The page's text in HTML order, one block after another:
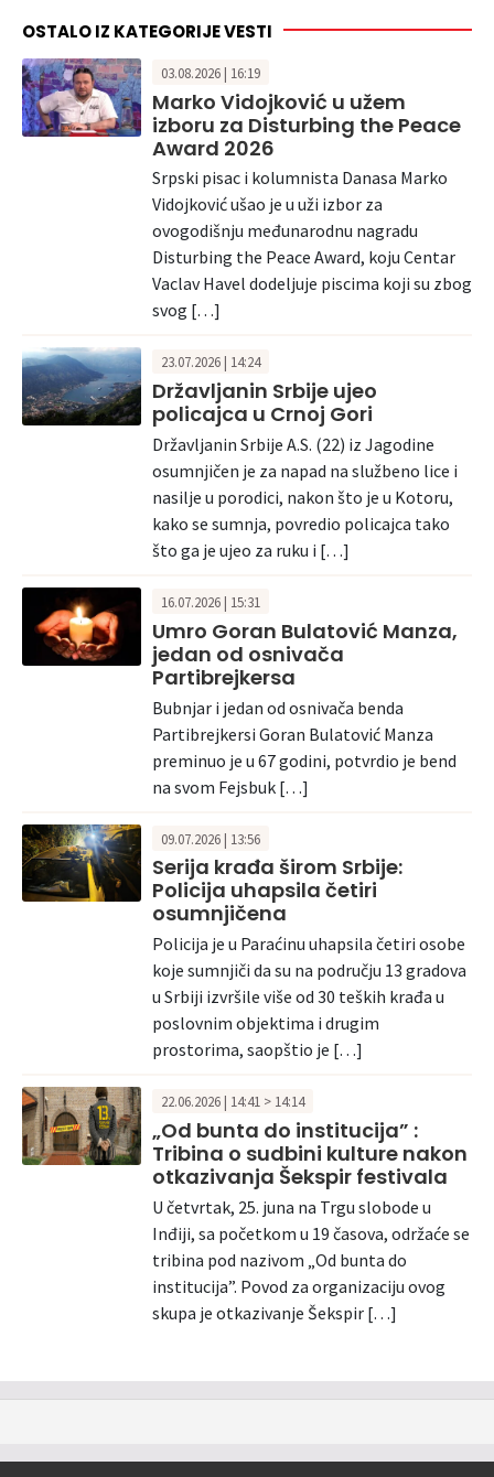
OSTALO IZ KATEGORIJE VESTI
03.08.2026 | 16:19
Marko Vidojković u užem
izboru za Disturbing the Peace
Award 2026
Srpski pisac i kolumnista Danasa Marko
Vidojković ušao je u uži izbor za
ovogodišnju međunarodnu nagradu
Disturbing the Peace Award, koju Centar
Vaclav Havel dodeljuje piscima koji su zbog
svog […]
23.07.2026 | 14:24
Državljanin Srbije ujeo
policajca u Crnoj Gori
Državljanin Srbije A.S. (22) iz Jagodine
osumnjičen je za napad na službeno lice i
nasilje u porodici, nakon što je u Kotoru,
kako se sumnja, povredio policajca tako
što ga je ujeo za ruku i […]
16.07.2026 | 15:31
Umro Goran Bulatović Manza,
jedan od osnivača
Partibrejkersa
Bubnjar i jedan od osnivača benda
Partibrejkersi Goran Bulatović Manza
preminuo je u 67 godini, potvrdio je bend
na svom Fejsbuk […]
09.07.2026 | 13:56
Serija krađa širom Srbije:
Policija uhapsila četiri
osumnjičena
Policija je u Paraćinu uhapsila četiri osobe
koje sumnjiči da su na području 13 gradova
u Srbiji izvršile više od 30 teških krađa u
poslovnim objektima i drugim
prostorima, saopštio je […]
22.06.2026 | 14:41 > 14:14
„Od bunta do institucija” :
Tribina o sudbini kulture nakon
otkazivanja Šekspir festivala
U četvrtak, 25. juna na Trgu slobode u
Inđiji, sa početkom u 19 časova, održaće se
tribina pod nazivom „Od bunta do
institucija”. Povod za organizaciju ovog
skupa je otkazivanje Šekspir […]